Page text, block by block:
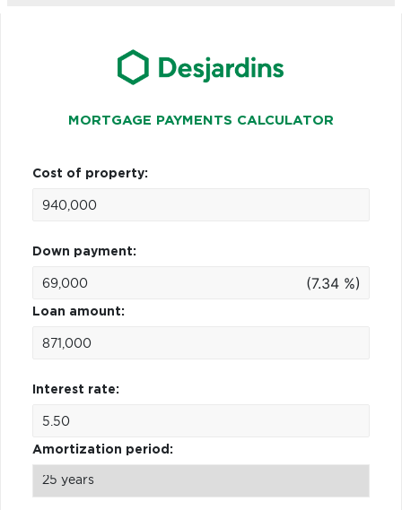
MORTGAGE PAYMENTS CALCULATOR
Cost of property:
Down payment:
(7.34 %)
Loan amount:
Interest rate:
Amortization period: